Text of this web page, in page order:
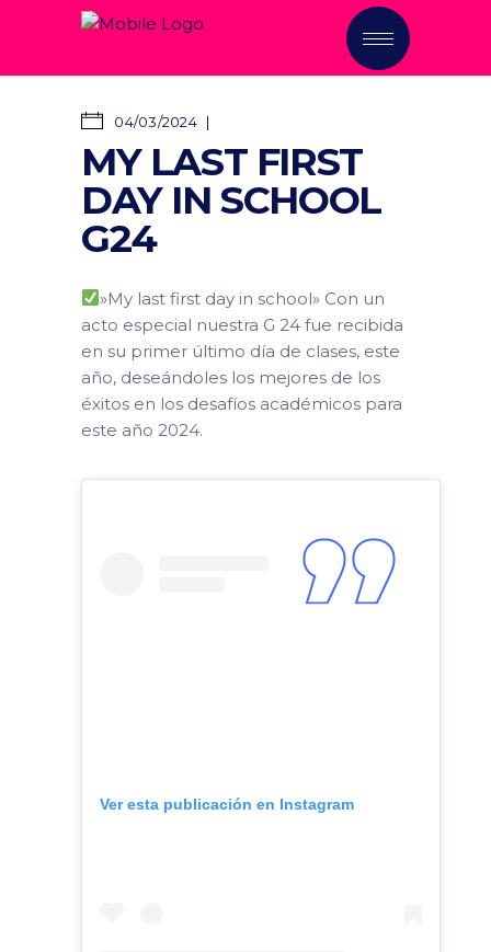
04/03/2024
MY LAST FIRST
DAY IN SCHOOL
G24
»My last first day in school» Con un
acto especial nuestra G 24 fue recibida
en su primer último día de clases, este
año, deseándoles los mejores de los
éxitos en los desafíos académicos para
este año 2024.
Ver esta publicación en Instagram